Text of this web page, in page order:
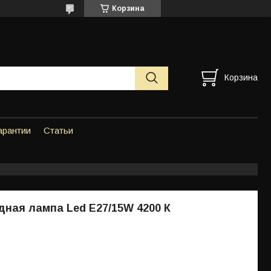
Корзина
Корзина
Статьи
лампа Led E27/15W 4200 К